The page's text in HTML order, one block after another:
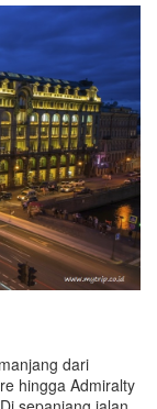
dari
hingga Admiralty